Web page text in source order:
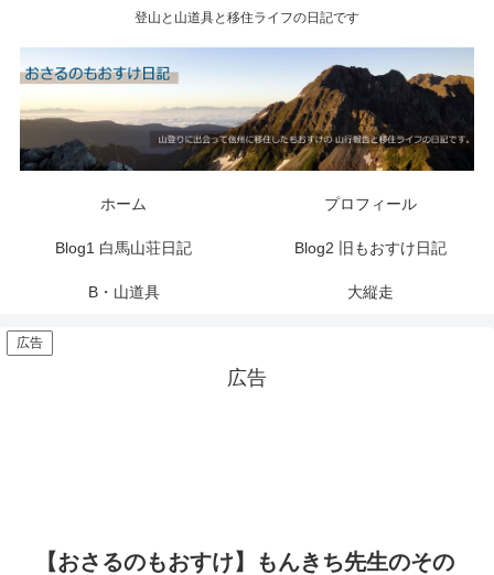
登山と山道具と移住ライフの日記です
ホーム プロフィール
Blog1 白馬山荘日記 Blog2 旧もおすけ日記
B・山道具 大縦走
広告
広告
【おさるのもおすけ】もんきち先生のその